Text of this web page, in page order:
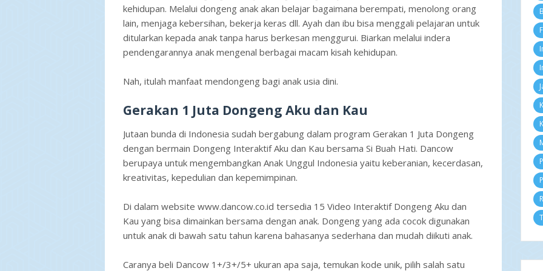
kehidupan. Melalui dongeng anak akan belajar bagaimana berempati, menolong orang
lain, menjaga kebersihan, bekerja keras dll. Ayah dan ibu bisa menggali pelajaran untuk
ditularkan kepada anak tanpa harus berkesan menggurui. Biarkan melalui indera
pendengarannya anak mengenal berbagai macam kisah kehidupan.
Nah, itulah manfaat mendongeng bagi anak usia dini.
Gerakan 1 Juta Dongeng Aku dan Kau
Jutaan bunda di Indonesia sudah bergabung dalam program Gerakan 1 Juta Dongeng
dengan bermain Dongeng Interaktif Aku dan Kau bersama Si Buah Hati. Dancow
berupaya untuk mengembangkan Anak Unggul Indonesia yaitu keberanian, kecerdasan,
kreativitas, kepedulian dan kepemimpinan.
Di dalam website www.dancow.co.id tersedia 15 Video Interaktif Dongeng Aku dan
Kau yang bisa dimainkan bersama dengan anak. Dongeng yang ada cocok digunakan
untuk anak di bawah satu tahun karena bahasanya sederhana dan mudah diikuti anak.
Caranya beli Dancow 1+/3+/5+ ukuran apa saja, temukan kode unik, pilih salah satu